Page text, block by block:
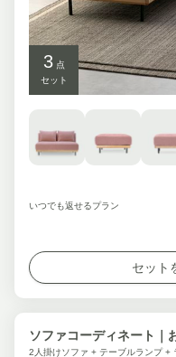
3点
セット
いつでも返せるプラン
セット
ソファコーディネート｜
2人掛けソファ + テーブルランプ +